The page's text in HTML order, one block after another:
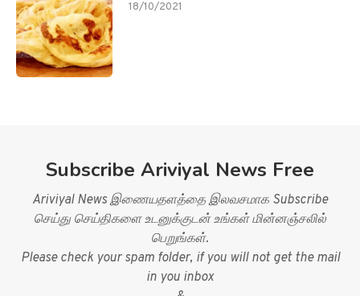
18/10/2021
Subscribe Ariviyal News Free
Ariviyal News இணையதளத்தை இலவசமாக Subscribe
செய்து செய்திகளை உடனுக்குடன் உங்கள் மின்னஞ்சலில்
பெறுங்கள்.
Please check your spam folder, if you will not get the mail
in you inbox